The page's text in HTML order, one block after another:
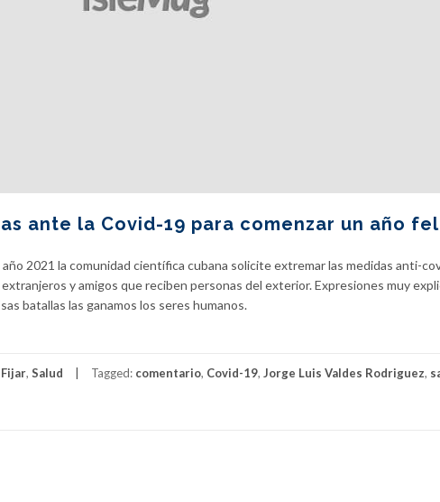
ante la Covid-19 para comenzar un año
2021 la comunidad científica cubana solicite extremar las medidas anti-
extranjeros y amigos que reciben personas del exterior. Expresiones muy
batallas las ganamos los seres humanos.
Fijar, Salud Tagged: comentario, Covid-19, Jorge Luis Valdes Rodriguez,